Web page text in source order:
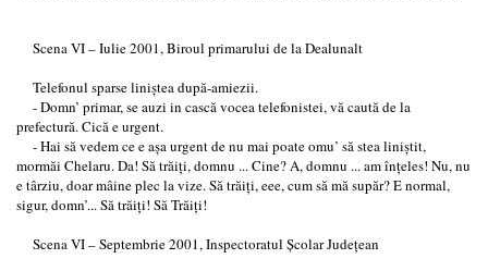
Scena VI – Iulie 2001, Biroul primarului de la Dealunalt
Telefonul sparse liniştea după-amiezii.
- Domn’ primar, se auzi in cască vocea telefonistei, vă caută de la
prefectură. Cică e urgent.
- Hai să vedem ce e aşa urgent de nu mai poate omu’ să stea liniştit,
mormăi Chelaru. Da! Să trăiţi, domnu ... Cine? A, domnu ... am înţeles! Nu, nu
e târziu, doar mâine plec la vize. Să trăiţi, eee, cum să mă supăr? E normal,
sigur, domn’... Să trăiţi! Să Trăiţi!
Scena VI – Septembrie 2001, Inspectoratul Şcolar Judeţean